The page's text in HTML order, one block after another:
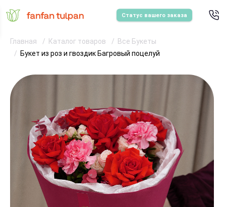
Статус вашего заказа
Главная Каталог товаров
Все Букеты
Букет из роз и гвоздик Багровый поцелуй